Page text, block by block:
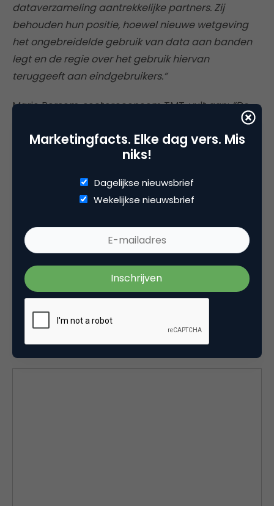
dataverzameling aantrekkelijke partners. Zij
behouden hun positie, hoewel nieuwe wetgeving
het ongebreidelde gebruik van data aan banden
legt en de regie over het gebruik hiervan
teruggeeft aan eindgebruikers.”
Mario Bersem, sectoreconoom TMT, vult aan:“De
speelveld waarin meerdere oplossingen naast
elkaar bestaan. Zo gaat één-op-één-targeting
blijft contextueel adverteren overeind als
effectieve keuze die bij uitstek de tijdsgeest
weerspiegelt.”
Bekijk hieronder het volledige rapport, je kan het
van SlideShare.
Marketingfacts. Elke dag vers. Mis
niks!
Dagelijkse nieuwsbrief
Wekelijkse nieuwsbrief